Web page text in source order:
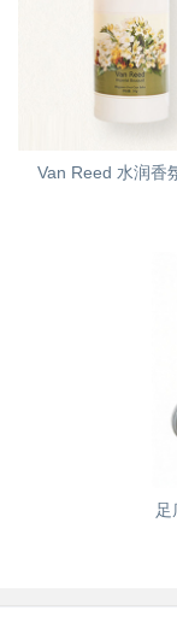
Van Reed 水润香
足